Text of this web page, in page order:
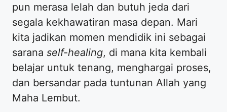
pun merasa lelah dan butuh jeda dari
segala kekhawatiran masa depan. Mari
kita jadikan momen mendidik ini sebagai
sarana self-healing, di mana kita kembali
belajar untuk tenang, menghargai proses,
dan bersandar pada tuntunan Allah yang
Maha Lembut.